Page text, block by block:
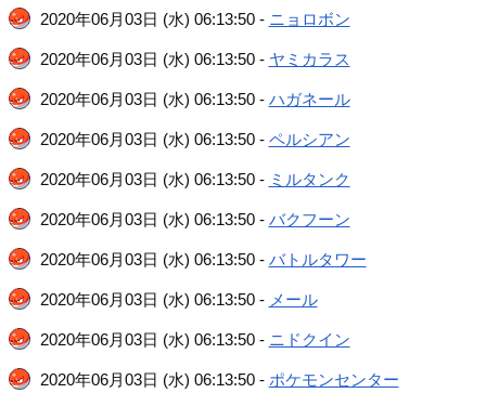
2020年06月03日 (水) 06:13:50 - ニョロボン
2020年06月03日 (水) 06:13:50 - ヤミカラス
2020年06月03日 (水) 06:13:50 - ハガネール
2020年06月03日 (水) 06:13:50 - ペルシアン
2020年06月03日 (水) 06:13:50 - ミルタンク
2020年06月03日 (水) 06:13:50 - バクフーン
2020年06月03日 (水) 06:13:50 - バトルタワー
2020年06月03日 (水) 06:13:50 - メール
2020年06月03日 (水) 06:13:50 - ニドクイン
2020年06月03日 (水) 06:13:50 - ポケモンセンター